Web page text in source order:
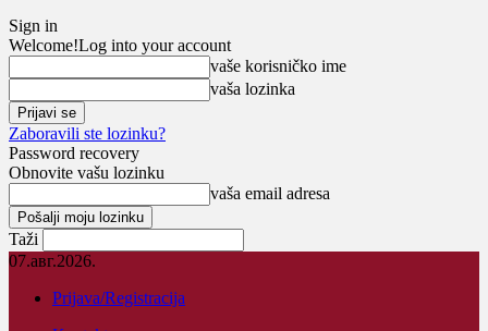
Sign in
Welcome!Log into your account
vaše korisničko ime
vaša lozinka
Zaboravili ste lozinku?
Password recovery
Obnovite vašu lozinku
vaša email adresa
Taži
07.авг.2026.
Prijava/Registracija